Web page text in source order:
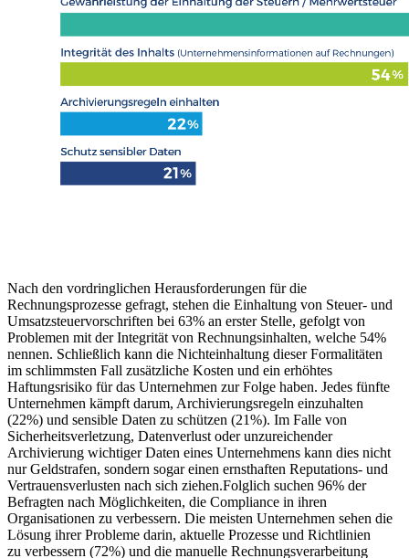
Nach den vordringlichen Herausforderungen für die
Rechnungsprozesse gefragt, stehen die Einhaltung von Steuer- und
Umsatzsteuervorschriften bei 63% an erster Stelle, gefolgt von
Problemen mit der Integrität von Rechnungsinhalten, welche 54%
nennen. Schließlich kann die Nichteinhaltung dieser Formalitäten
im schlimmsten Fall zusätzliche Kosten und ein erhöhtes
Haftungsrisiko für das Unternehmen zur Folge haben. Jedes fünfte
Unternehmen kämpft darum, Archivierungsregeln einzuhalten
(22%) und sensible Daten zu schützen (21%). Im Falle von
Sicherheitsverletzung, Datenverlust oder unzureichender
Archivierung wichtiger Daten eines Unternehmens kann dies nicht
nur Geldstrafen, sondern sogar einen ernsthaften Reputations- und
Vertrauensverlusten nach sich ziehen.Folglich suchen 96% der
Befragten nach Möglichkeiten, die Compliance in ihren
Organisationen zu verbessern. Die meisten Unternehmen sehen die
Lösung ihrer Probleme darin, aktuelle Prozesse und Richtlinien
zu verbessern (72%) und die manuelle Rechnungsverarbeitung